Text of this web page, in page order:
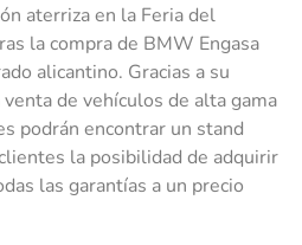
aterriza en la Feria del
la compra de BMW Engasa
alicantino. Gracias a su
de vehículos de alta gama
podrán encontrar un stand
la posibilidad de adquirir
las garantías a un precio